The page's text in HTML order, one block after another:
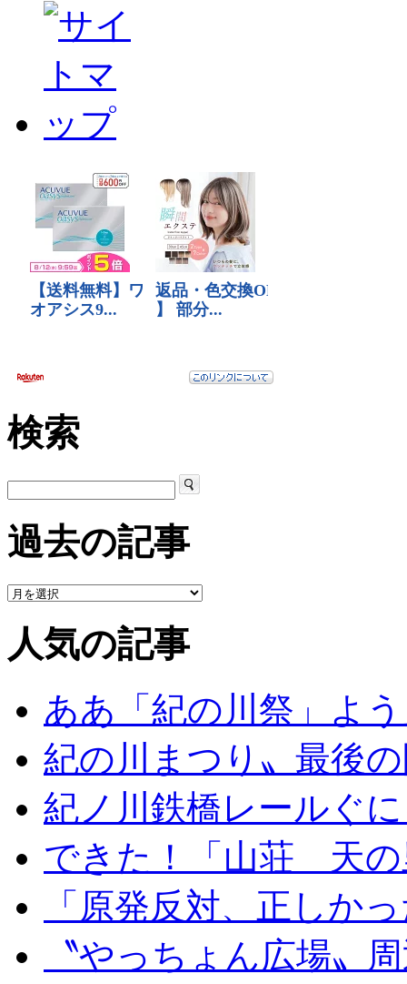
検索
過去の記事
人気の記事
ああ「紀の川祭」よ
紀の川まつり〟最後
紀ノ川鉄橋レールぐ
できた！「山荘 天の
「原発反対、正しか
〝やっちょん広場〟